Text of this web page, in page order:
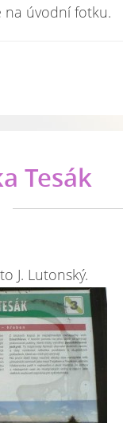
na úvodní fotku.
Tesák
J. Lutonský.